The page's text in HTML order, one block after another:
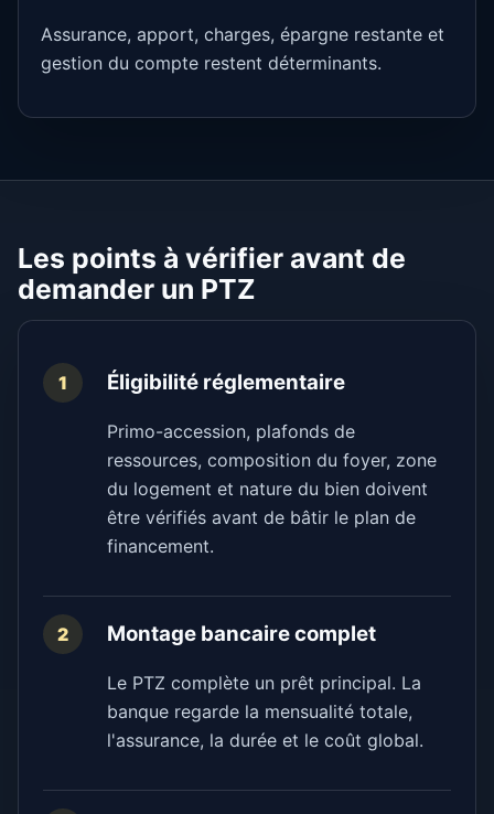
Assurance, apport, charges, épargne restante et
gestion du compte restent déterminants.
Les points à vérifier avant de
demander un PTZ
1 Éligibilité réglementaire
Primo-accession, plafonds de
ressources, composition du foyer, zone
du logement et nature du bien doivent
être vérifiés avant de bâtir le plan de
financement.
2 Montage bancaire complet
Le PTZ complète un prêt principal. La
banque regarde la mensualité totale,
l'assurance, la durée et le coût global.